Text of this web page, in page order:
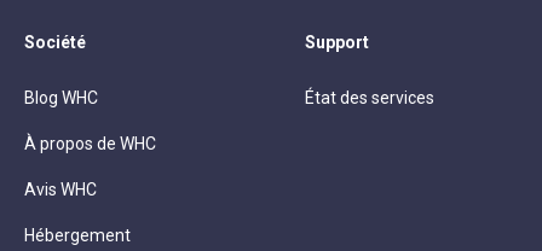
Société
Blog WHC
À propos de WHC
Avis WHC
Hébergement
Support
État des services